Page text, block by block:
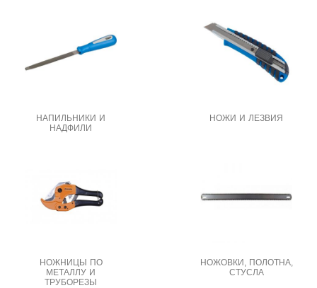
НАПИЛЬНИКИ И
НАДФИЛИ
НОЖИ И ЛЕЗВИЯ
НОЖНИЦЫ ПО
МЕТАЛЛУ И
ТРУБОРЕЗЫ
НОЖОВКИ, ПОЛОТНА,
СТУСЛА